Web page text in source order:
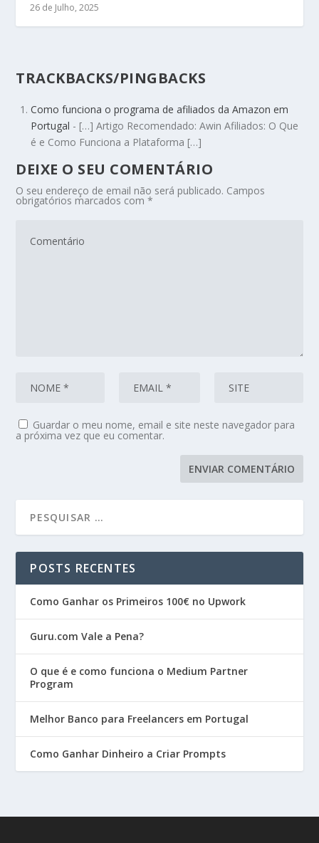
26 de Julho, 2025
TRACKBACKS/PINGBACKS
Como funciona o programa de afiliados da Amazon em
Portugal - […] Artigo Recomendado: Awin Afiliados: O Que
é e Como Funciona a Plataforma […]
DEIXE O SEU COMENTÁRIO
O seu endereço de email não será publicado. Campos
obrigatórios marcados com*
Guardar o meu nome, email e site neste navegador para
a próxima vez que eu comentar.
POSTS RECENTES
Como Ganhar os Primeiros 100€ no Upwork
Guru.com Vale a Pena?
O que é e como funciona o Medium Partner
Program
Melhor Banco para Freelancers em Portugal
Como Ganhar Dinheiro a Criar Prompts